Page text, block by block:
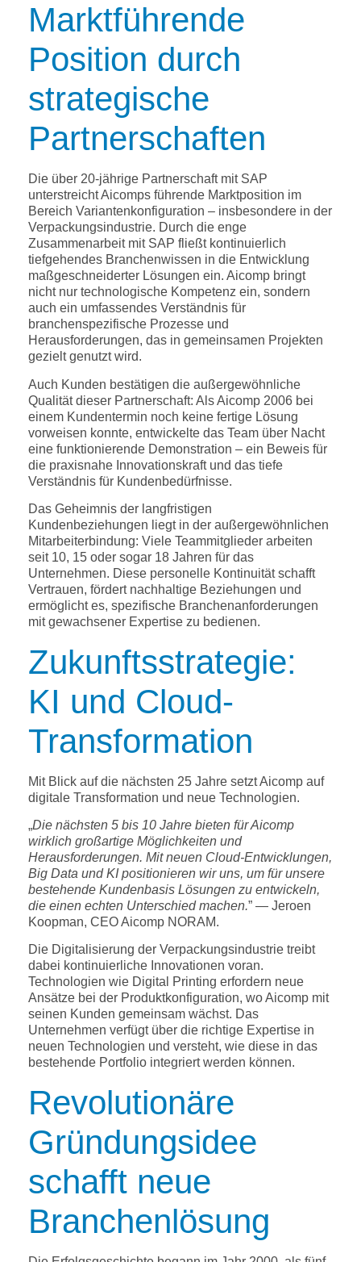
Marktführende
Position durch
strategische
Partnerschaften
Die über 20-jährige Partnerschaft mit SAP
unterstreicht Aicomps führende Marktposition im
Bereich Variantenkonfiguration – insbesondere in der
Verpackungsindustrie. Durch die enge
Zusammenarbeit mit SAP fließt kontinuierlich
tiefgehendes Branchenwissen in die Entwicklung
maßgeschneiderter Lösungen ein. Aicomp bringt
nicht nur technologische Kompetenz ein, sondern
auch ein umfassendes Verständnis für
branchenspezifische Prozesse und
Herausforderungen, das in gemeinsamen Projekten
gezielt genutzt wird.
Auch Kunden bestätigen die außergewöhnliche
Qualität dieser Partnerschaft: Als Aicomp 2006 bei
einem Kundentermin noch keine fertige Lösung
vorweisen konnte, entwickelte das Team über Nacht
eine funktionierende Demonstration – ein Beweis für
die praxisnahe Innovationskraft und das tiefe
Verständnis für Kundenbedürfnisse.
Das Geheimnis der langfristigen
Kundenbeziehungen liegt in der außergewöhnlichen
Mitarbeiterbindung: Viele Teammitglieder arbeiten
seit 10, 15 oder sogar 18 Jahren für das
Unternehmen. Diese personelle Kontinuität schafft
Vertrauen, fördert nachhaltige Beziehungen und
ermöglicht es, spezifische Branchenanforderungen
mit gewachsener Expertise zu bedienen.
Zukunftsstrategie:
KI und Cloud-
Transformation
Mit Blick auf die nächsten 25 Jahre setzt Aicomp auf
digitale Transformation und neue Technologien.
„Die nächsten 5 bis 10 Jahre bieten für Aicomp
wirklich großartige Möglichkeiten und
Herausforderungen. Mit neuen Cloud-Entwicklungen,
Big Data und KI positionieren wir uns, um für unsere
bestehende Kundenbasis Lösungen zu entwickeln,
die einen echten Unterschied machen.” — Jeroen
Koopman, CEO Aicomp NORAM.
Die Digitalisierung der Verpackungsindustrie treibt
dabei kontinuierliche Innovationen voran.
Technologien wie Digital Printing erfordern neue
Ansätze bei der Produktkonfiguration, wo Aicomp mit
seinen Kunden gemeinsam wächst. Das
Unternehmen verfügt über die richtige Expertise in
neuen Technologien und versteht, wie diese in das
bestehende Portfolio integriert werden können.
Revolutionäre
Gründungsidee
schafft neue
Branchenlösung